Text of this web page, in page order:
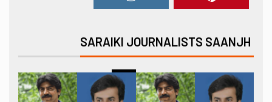
SARAIKI JOURNALISTS SAANJH